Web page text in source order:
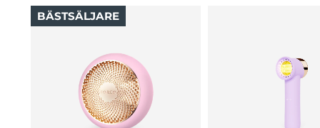
BÄSTSÄLJARE